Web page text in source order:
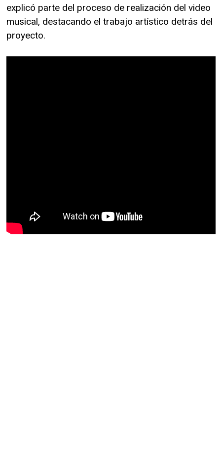
explicó parte del proceso de realización del video
musical, destacando el trabajo artístico detrás del
proyecto.